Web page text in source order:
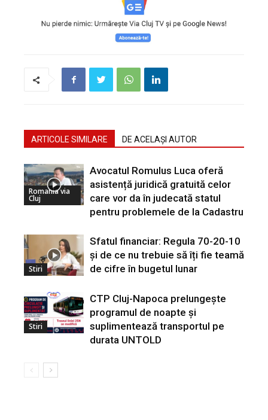
ARTICOLE SIMILARE DE ACELAȘI AUTOR
Romania via
Cluj
Avocatul Romulus Luca oferă
asistență juridică gratuită celor
care vor da în judecată statul
pentru problemele de la Cadastru
Stiri
Sfatul financiar: Regula 70-20-10
și de ce nu trebuie să îți fie teamă
de cifre în bugetul lunar
Stiri
CTP Cluj-Napoca prelungește
programul de noapte și
suplimentează transportul pe
durata UNTOLD